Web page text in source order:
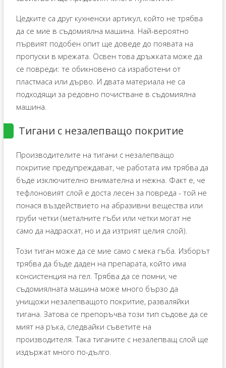
Цедките са друг кухненски артикул, който не трябва
да се мие в съдомиялна машина. Най-вероятно
първият подобен опит ще доведе до появата на
пропуски в мрежата. Освен това дръжката може да
се повреди: те обикновено са изработени от
пластмаса или дърво. И двата материала не са
подходящи за редовно почистване в съдомиялна
машина.
Тигани с незалепващо покритие
Производителите на тигани с незалепващо
покритие предупреждават, че работата им трябва да
бъде изключително внимателна и нежна. Факт е, че
тефлоновият слой е доста лесен за повреда - той не
понася въздействието на абразивни вещества или
груби четки (металните гъби или четки могат не
само да надраскат, но и да изтрият целия слой).
Този тиган може да се мие само с мека гъба. Изборът
трябва да бъде даден на препарата, който има
консистенция на гел. Трябва да се помни, че
съдомиялната машина може много бързо да
унищожи незалепващото покритие, разваляйки
тигана. Затова се препоръчва този тип съдове да се
мият на ръка, следвайки съветите на
производителя. Така тиганите с незалепващ слой ще
издържат много по-дълго.